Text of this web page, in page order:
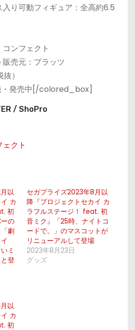
り可動フィギュア：全高約6.5
ンフェクト
売元：プラッツ
）
・発売中[/colored_box]
/ ShoPro
クト
以
カ
初
の
劇
イ
ミ
登
セガプライズ2023年8月以
降『プロジェクトセカイ カ
ラフルステージ！ feat. 初
音ミク』「25時、ナイトコ
ードで。」のマスコットが
リニューアルして登場
2023年8月23日
グッズ
以
カ
初